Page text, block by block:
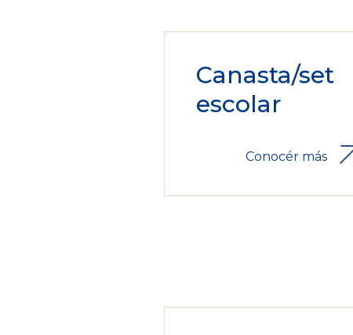
Canasta/set
escolar
Conocér más